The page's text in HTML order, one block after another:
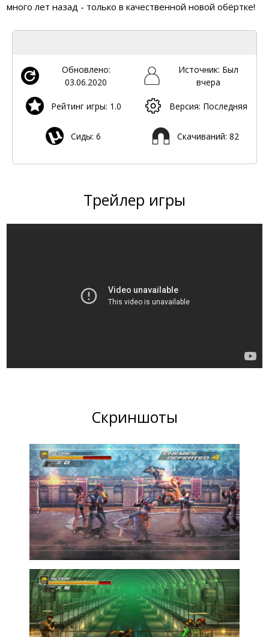
много лет назад - только в качественной новой обёртке!
Обновлено:
03.06.2020
Источник: Был
вчера
Рейтинг игры: 1.0 Версия: Последняя
Сиды: 6 Скачиваний: 82
Трейлер игры
Скриншоты